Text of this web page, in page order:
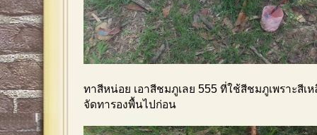
ทาสีหน่อย เอาสีชมภูเลย 555 ที่ใช้สีชมภูเพราะสีเห
จัดทารองพื้นไปก่อน